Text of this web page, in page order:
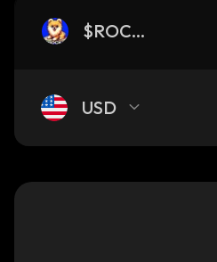
$ROCKY
USD